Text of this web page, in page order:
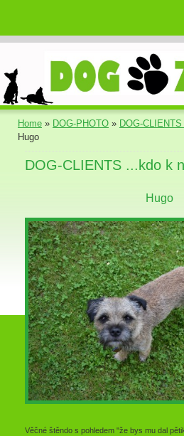
Home » DOG-PHOTO » DOG-
Hugo
DOG-CLIENTS ...kdo k
Hugo
Věčné štěndo s pohledem "že bys mu dal